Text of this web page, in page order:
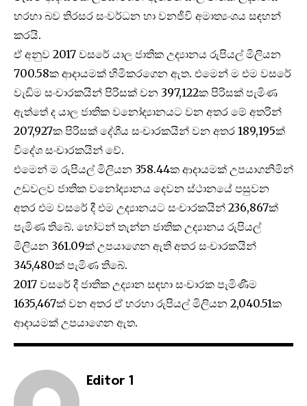
හරහා බව තිරසර සංවර්ධන හා වනජීවි අමාත්‍යංශය සඳහන්
කරයි.
ඒ අනුව 2017 වසරේ යාල ජාතික උද්‍යානය රුපියල් මිලියන
700.58ක ආදායමක් හිමිකරගෙන ඇත. එමෙන් ම එම වසරේ
වැඩිම සංචාරකයින් පිරිසක් වන 397,122ක පිරිසක් පැමිණ
ඇත්තේ ද යාල ජාතික වනෝද්‍යානයට වන අතර මේ අතරින්
207,927ක පිරිසක් දේශීය සංචාරකයින් වන අතර 189,195ක්
විදේශ සංචාරකයින් වේ.
එමෙන් ම රුපියල් මිලියන 358.44ක ආදායමක් උපයාගනිමින්
උඩවලව ජාතික වනෝද්‍යානය දෙවන ස්ථානයේ පසුවන
අතර එම වසරේ දී එම උද්‍යානයට සංචාරකයින් 236,867ක්
පැමිණ තිබේ. හෝටන් තැන්න ජාතික උද්‍යානය රුපියල්
මිලියන 361.09ක් උපයාගෙන ඇති අතර සංචාරකයින්
345,480ක් පැමිණ තිබේ.
2017 වසරේ දී ජාතික උද්‍යාන සඳහා සංචාරක පැමිණීම
1635,467ක් වන අතර ඒ හරහා රුපියල් මිලියන 2,040.51ක
ආදායමක් උපයාගෙන ඇත.
Editor 1